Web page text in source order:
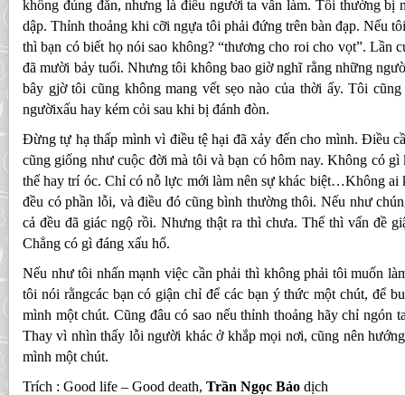
không đúng đắn, nhưng là điều người ta vẫn làm. Tôi thường bị
dập. Thỉnh thoảng khi cỡi ngựa tôi phải đứng trên bàn đạp. Nếu
thì bạn có biết họ nói sao không? “thương cho roi cho vọt”. Lần
đã mười bảy tuổi. Nhưng tôi không bao giờ nghĩ rằng những
bây gjờ tôi cũng không mang vết sẹo nào của thời ấy. Tôi
ngườixấu hay kém cỏi sau khi bị đánh đòn.
Đừng tự hạ thấp mình vì điều tệ hại đã xảy đến cho mình. Điều
cũng giống như cuộc đời mà tôi và bạn có hôm nay. Không có gì
thể hay trí óc. Chỉ có nỗ lực mới làm nên sự khác biệt…Không ai
đều có phần lỗi, và điều đó cũng bình thường thôi. Nếu như
cả đều đã giác ngộ rồi. Nhưng thật ra thì chưa. Thế thì vấn đề
Chẳng có gì đáng xấu hổ.
Nếu như tôi nhấn mạnh việc cần phải thì không phải tôi muốn
tôi nói rằngcác bạn có giận chỉ để các bạn ý thức một chút, để
mình một chút. Cũng đâu có sao nếu thỉnh thoảng hãy chỉ ngón
Thay vì nhìn thấy lỗi người khác ở khắp mọi nơi, cũng nên
mình một chút.
Trích : Good life – Good death, Trần Ngọc Bảo dịch